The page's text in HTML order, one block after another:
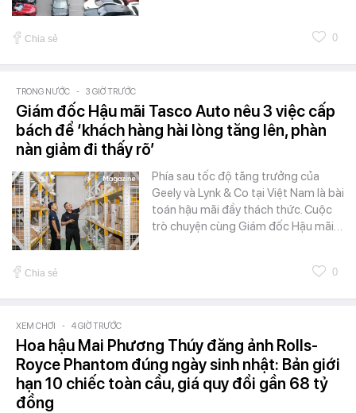
Chia sẻ 0
TRONG NƯỚC - 3 GIỜ TRƯỚC
Giám đốc Hậu mãi Tasco Auto nêu 3 việc cấp
bách để ‘khách hàng hài lòng tăng lên, phàn
nàn giảm đi thấy rõ’
Phía sau tốc độ tăng trưởng của
Geely và Lynk & Co tại Việt Nam là bài
toán hậu mãi đầy thách thức. Cuộc
trò chuyện cùng Giám đốc Hậu mãi…
Chia sẻ 0
XEM CHƠI - 4 GIỜ TRƯỚC
Hoa hậu Mai Phương Thúy đăng ảnh Rolls-
Royce Phantom đúng ngày sinh nhật: Bản giới
hạn 10 chiếc toàn cầu, giá quy đổi gần 68 tỷ
đồng